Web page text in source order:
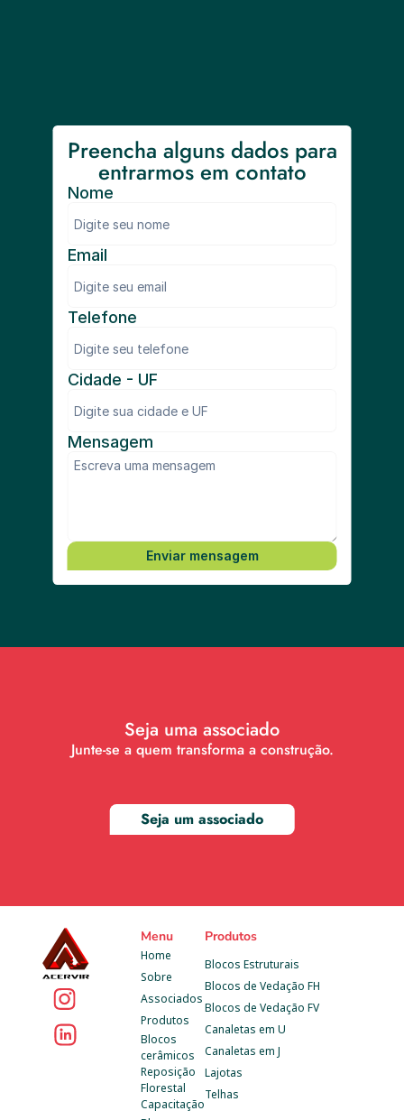
Menu
Home
Sobre
Associados
Produtos
Blocos
cerâmicos
Reposição
Florestal
Capacitação
Produtos
Blocos Estruturais
Blocos de Vedação FH
Blocos de Vedação FV
Canaletas em U
Canaletas em J
Lajotas
Telhas
Preencha alguns dados para
entrarmos em contato
Email
Telefone
Nome
Cidade - UF
Mensagem
Enviar mensagem
Seja uma associado
Junte-se a quem transforma a construção.
Seja um associado